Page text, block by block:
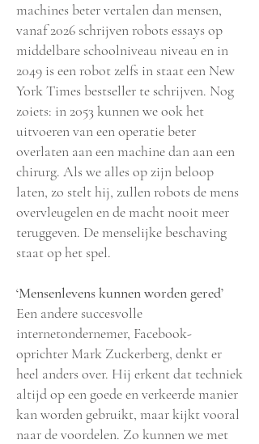
machines beter vertalen dan mensen,
vanaf 2026 schrijven robots essays op
middelbare schoolniveau niveau en in
2049 is een robot zelfs in staat een New
York Times bestseller te schrijven. Nog
zoiets: in 2053 kunnen we ook het
uitvoeren van een operatie beter
overlaten aan een machine dan aan een
chirurg. Als we alles op zijn beloop
laten, zo stelt hij, zullen robots de mens
overvleugelen en de macht nooit meer
teruggeven. De menselijke beschaving
staat op het spel.
‘Mensenlevens kunnen worden gered’
Een andere succesvolle
internetondernemer, Facebook-
oprichter Mark Zuckerberg, denkt er
heel anders over. Hij erkent dat techniek
altijd op een goede en verkeerde manier
kan worden gebruikt, maar kijkt vooral
naar de voordelen. Zo kunnen we met